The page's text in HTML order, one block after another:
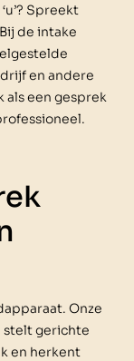
Spreekt
de intake
en andere
als een gesprek
Onze
stelt gerichte
en herkent